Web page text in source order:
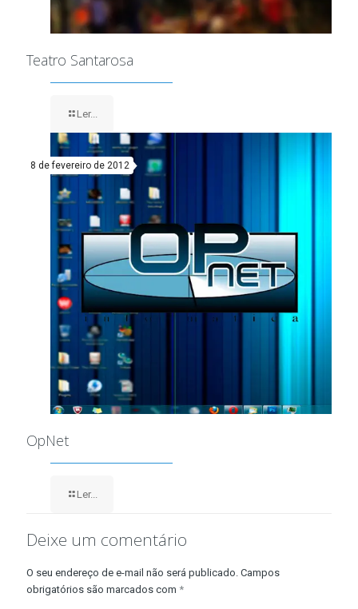
Teatro Santarosa
Ler...
8 de fevereiro de 2012
OpNet
Ler...
Deixe um comentário
O seu endereço de e-mail não será publicado. Campos
obrigatórios são marcados com *